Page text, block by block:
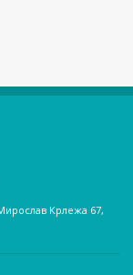
Крлежа 67,